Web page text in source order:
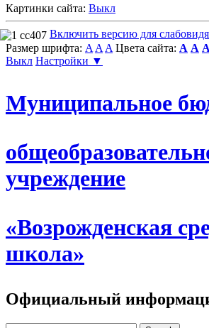
Картинки сайта: Выкл
Включить версию для
Размер шрифта: A A A Цвета сайта: A A A
Выкл Настройки ▼
Муниципальное
учреждение
«Возрожденская
школа»
Официальный